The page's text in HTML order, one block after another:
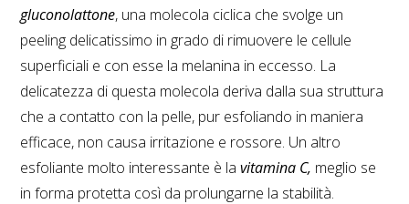
gluconolattone, una molecola ciclica che svolge un
peeling delicatissimo in grado di rimuovere le cellule
superficiali e con esse la melanina in eccesso. La
delicatezza di questa molecola deriva dalla sua struttura
che a contatto con la pelle, pur esfoliando in maniera
efficace, non causa irritazione e rossore. Un altro
esfoliante molto interessante è lavitamina C, meglio se
in forma protetta così da prolungarne la stabilità.